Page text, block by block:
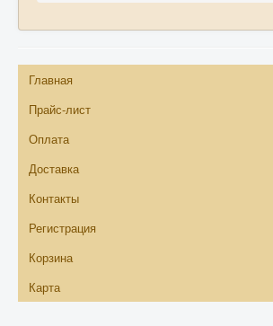
Главная
Прайс-лист
Оплата
Доставка
Контакты
Регистрация
Корзина
Карта